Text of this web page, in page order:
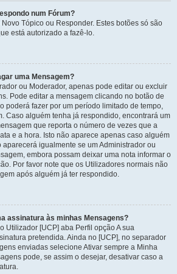
num Fórum?
Tópico ou Responder. Estes botões só são
está autorizado a fazê-lo.
uma Mensagem?
ou Moderador, apenas pode editar ou excluir
Pode editar a mensagem clicando no botão de
poderá fazer por um período limitado de tempo,
Caso alguém tenha já respondido, encontrará um
que reporta o número de vezes que a
e a hora. Isto não aparece apenas caso alguém
igualmente se um Administrador ou
embora possam deixar uma nota informar o
Por favor note que os Utilizadores normais não
após alguém já ter respondido.
assinatura às minhas Mensagens?
Utilizador [UCP] aba Perfil opção A sua
pretendida. Ainda no [UCP], no separador
enviadas selecione Ativar sempre a Minha
pode, se assim o desejar, desativar caso a